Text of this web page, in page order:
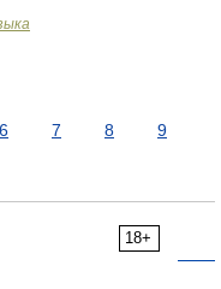
6 7 8
9
18+